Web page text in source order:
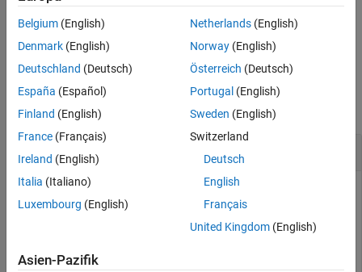
them into MATLAB, but thepeekfunction does not.
example
Examples
collapse all
Flush Messages from MQTT Topic
View a recent message and then flush all messages.
"TopMW01")
Belgium (English)
Denmark (English)
Deutschland (Deutsch)
España (Español)
Finland (English)
France (Français)
Ireland (English)
Italia (Italiano)
Luxembourg (English)
Netherlands(English)
Norway(English)
Österreich (Deutsch)
Portugal (English)
Sweden (English)
Switzerland
Deutsch
English
Français
United Kingdom(English)
Asien-Pazifik